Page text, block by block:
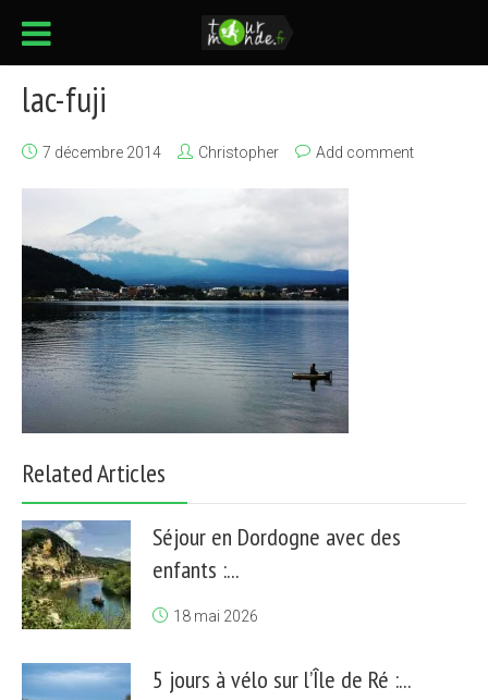
lac-fuji
7 décembre 2014 Christopher Add comment
Related Articles
Séjour en Dordogne avec des
enfants :...
18 mai 2026
5 jours à vélo sur l’Île de Ré :...